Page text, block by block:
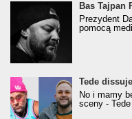
Bas Tajpan
Prezydent
pomocą
Tede
No i mamy
sceny - Tede